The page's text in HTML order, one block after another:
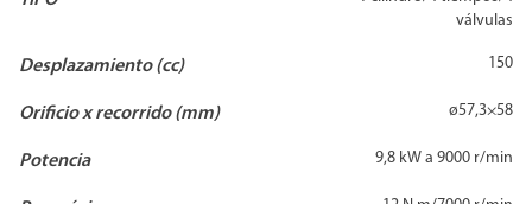
válvulas
Desplazamiento (cc) 150
Orificio x recorrido (mm) ø57,3×58
Potencia 9,8 kW a 9000 r/min